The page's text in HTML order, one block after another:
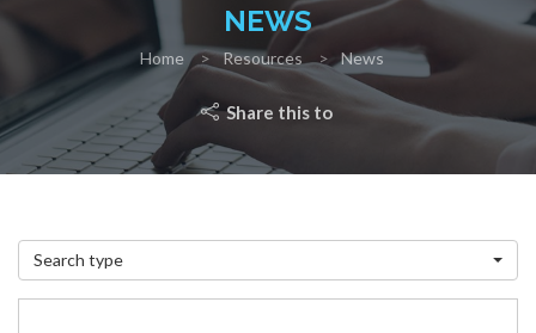
NEWS
Home Resources News
Share this to
Search type